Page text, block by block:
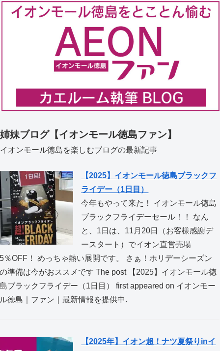
姉妹ブログ【イオンモール徳島ファン】
イオンモール徳島を楽しむブログの最新記事
【2025】イオンモール徳島ブラックフ
ライデー（1日目）
今年もやって来た！ イオンモール徳島
ブラックフライデーセール！！ なん
と、1日は、11月20日（お客様感謝デ
ースタート）でイオン直営売場
5％OFF！ めっちゃ熱い展開です。 さぁ！ホリデーシーズン
の準備は今がおススメです The post 【2025】イオンモール徳
島ブラックフライデー（1日目） first appeared on イオンモー
ル徳島｜ファン｜最新情報を提供中.
【2025年】イオン超！ナツ夏祭りinイ